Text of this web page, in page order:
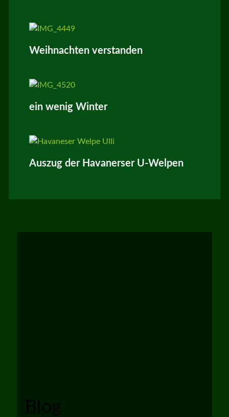
Weihnachten verstanden
ein wenig Winter
Auszug der Havanerser U-Welpen
Blog